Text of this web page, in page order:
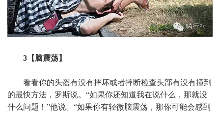
3【脑震荡】
看看你的头盔有没有摔坏或者摔断检查头部有没有撞到
的最快方法，罗斯说。“如果你还知道我在说什么，那就没
什么问题！”他说。“如果你有轻微脑震荡，那你可能会感到